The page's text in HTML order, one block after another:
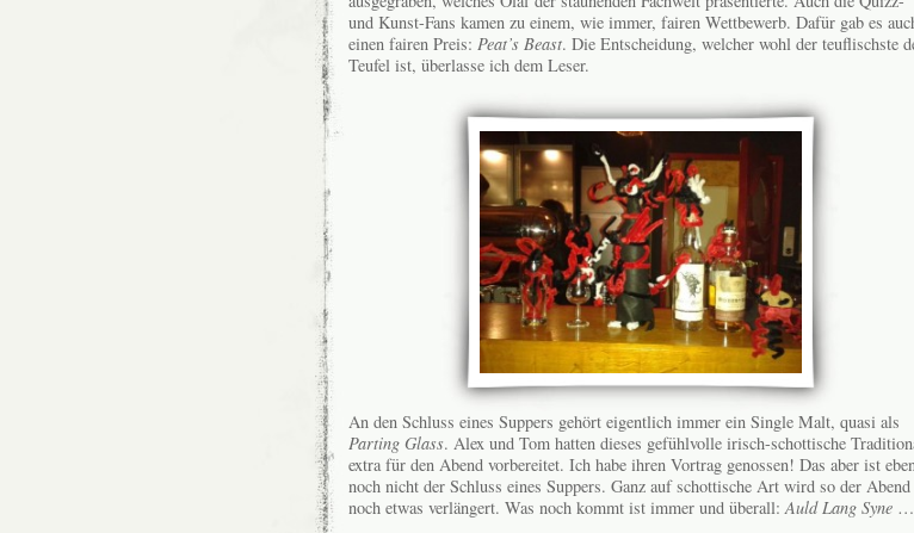
und Kunst-Fans kamen zu einem, wie immer, fairen Wettbewerb. Dafür gab es
einen fairen Preis: Peat’s Beast. Die Entscheidung, welcher wohl der teuflischste
Teufel ist, überlasse ich dem Leser.
An den Schluss eines Suppers gehört eigentlich immer ein Single Malt, quasi als
Parting Glass. Alex und Tom hatten dieses gefühlvolle irisch-schottische
extra für den Abend vorbereitet. Ich habe ihren Vortrag genossen! Das aber ist
noch nicht der Schluss eines Suppers. Ganz auf schottische Art wird so der Abend
noch etwas verlängert. Was noch kommt ist immer und überall:Auld Lang Syne …